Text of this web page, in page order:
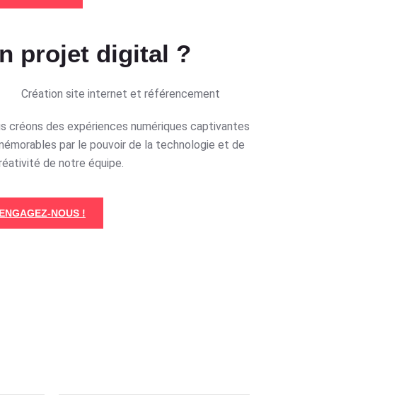
projet digital ?
créons des expériences numériques captivantes
par le pouvoir de la technologie et de
de notre équipe.
ENGAGEZ-NOUS !